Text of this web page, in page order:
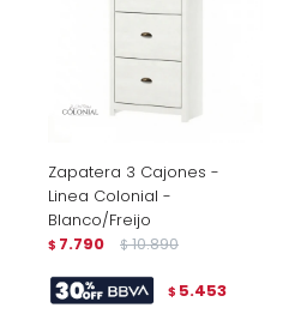
Zapatera 3 Cajones -
Linea Colonial -
Blanco/Freijo
$ 7.790 $ 10.890
$ 5.453